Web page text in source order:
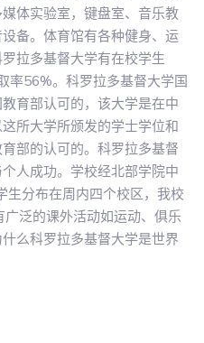
体实验室，键盘室、音乐教
备。体育馆有各种健身、运
拉多基督大学有在校学生
率56%。科罗拉多基督大学国
育部认可的，该大学是在中
所大学所颁发的学士学位和
部的认可的。科罗拉多基督
人成功。学校经北部学院中
生分布在周内四个校区，我校
泛的课外活动如运动、俱乐
么科罗拉多基督大学是世界